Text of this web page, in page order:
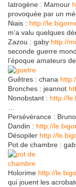
Iatrogène : Mamour
provoquée par un
Niais : http://
m’a valu quelques
Zazou : gaby http://
seconde guerre
l’époque amateurs
Guêtres : chana
Bronches : jeannot
Nonobstant : http://
Persévérance : Bruno
Dandin : http://
Désopiler http://
Pot de chambre :
Holorime http://
qui jouent les